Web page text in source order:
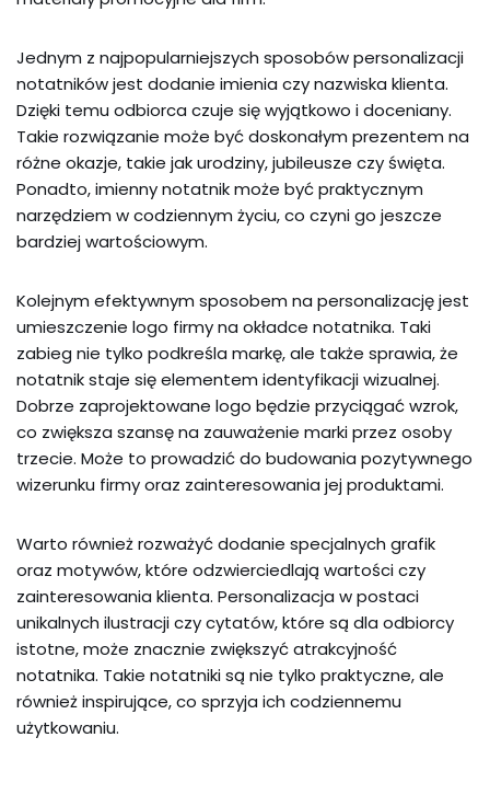
Jednym z najpopularniejszych sposobów personalizacji
notatników jest dodanie imienia czy nazwiska klienta.
Dzięki temu odbiorca czuje się wyjątkowo i doceniany.
Takie rozwiązanie może być doskonałym prezentem na
różne okazje, takie jak urodziny, jubileusze czy święta.
Ponadto, imienny notatnik może być praktycznym
narzędziem w codziennym życiu, co czyni go jeszcze
bardziej wartościowym.
Kolejnym efektywnym sposobem na personalizację jest
umieszczenie logo firmy na okładce notatnika. Taki
zabieg nie tylko podkreśla markę, ale także sprawia, że
notatnik staje się elementem identyfikacji wizualnej.
Dobrze zaprojektowane logo będzie przyciągać wzrok,
co zwiększa szansę na zauważenie marki przez osoby
trzecie. Może to prowadzić do budowania pozytywnego
wizerunku firmy oraz zainteresowania jej produktami.
Warto również rozważyć dodanie specjalnych grafik
oraz motywów, które odzwierciedlają wartości czy
zainteresowania klienta. Personalizacja w postaci
unikalnych ilustracji czy cytatów, które są dla odbiorcy
istotne, może znacznie zwiększyć atrakcyjność
notatnika. Takie notatniki są nie tylko praktyczne, ale
również inspirujące, co sprzyja ich codziennemu
użytkowaniu.